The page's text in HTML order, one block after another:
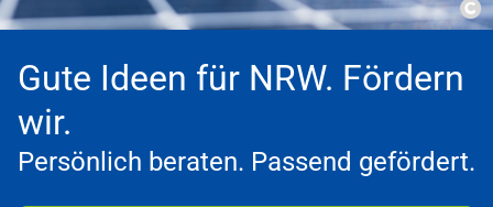
Gute Ideen für NRW. Fördern
wir.
Persönlich beraten. Passend gefördert.